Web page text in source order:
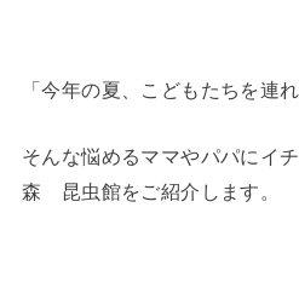
「今年の夏、こどもたちを連
そんな悩めるママやパパにイ
森 昆虫館をご紹介します。